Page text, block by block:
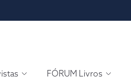
FÓRUM Livros